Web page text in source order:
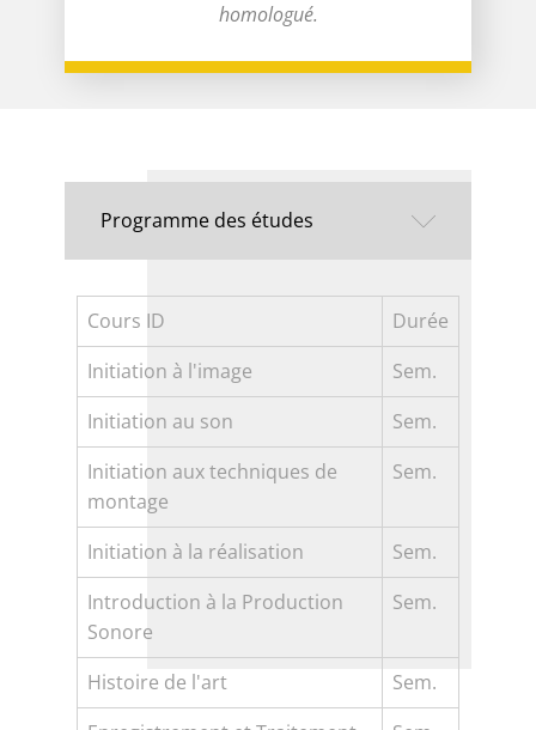
homologué.
Programme des études
Cours ID
Durée
Initiation à l'image
Sem.
Initiation au son
Sem.
Initiation aux techniques de
montage
Sem.
Initiation à la réalisation
Sem.
Introduction à la Production
Sonore
Sem.
Histoire de l'art
Sem.